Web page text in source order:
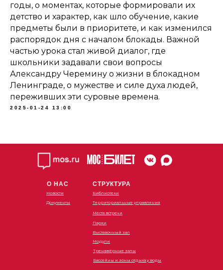
годы, о моментах, которые формировали их
детство и характер, как шло обучение, какие
предметы были в приоритете, и как изменился
распорядок дня с началом блокады. Важной
частью урока стал живой диалог, где
школьники задавали свои вопросы
Александру Черемину о жизни в блокадном
Ленинграде, о мужестве и силе духа людей,
переживших эти суровые времена.
2025-01-24 13:00
О НАС
Новости
Документы
СТРУКТУРА
Библиотеки
Территориальные управления
Места встречи
Парки
Выставочный зал
Модули
Тренажёрные залы
Бассейны и зоны отдыха у воды